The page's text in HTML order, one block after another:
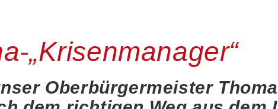
„Krisenmanager“
Oberbürgermeister